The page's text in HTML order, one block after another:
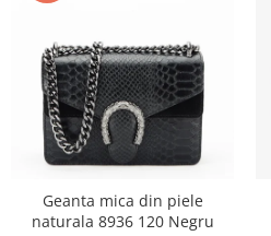
Geanta mica din piele
naturala 8936 120 Negru